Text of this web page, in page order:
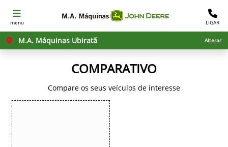
menu LIGAR
M.A. Máquinas Ubiratã Alterar
COMPARATIVO
Compare os seus veículos de interesse